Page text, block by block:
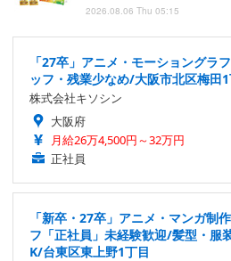
2026.08.06 Thu 05:15
「27卒」アニメ・モーショングラ
ッフ・残業少なめ/大阪市北区梅田1
株式会社キソシン
大阪府
月給26万4,500円～32万円
正社員
「新卒・27卒」アニメ・マンガ制
フ「正社員」未経験歓迎/髪型・服
K/台東区東上野1丁目